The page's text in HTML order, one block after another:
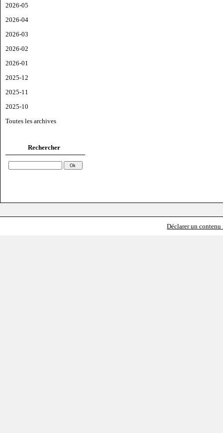
2026-05
2026-04
2026-03
2026-02
2026-01
2025-12
2025-11
2025-10
Toutes les archives
Rechercher
Déclarer un